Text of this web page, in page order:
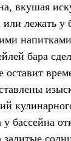
вкушая
лежать у
бара
бассейна